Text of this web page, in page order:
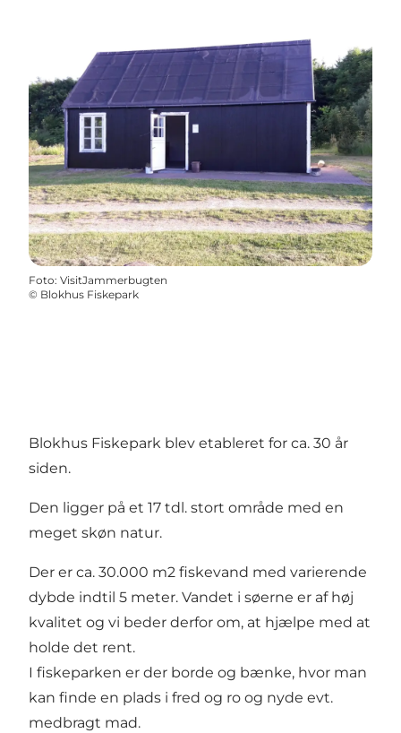
Foto: VisitJammerbugten
© Blokhus Fiskepark
Blokhus Fiskepark blev etableret for ca. 30 år
siden.
Den ligger på et 17 tdl. stort område med en
meget skøn natur.
Der er ca. 30.000 m2 fiskevand med varierende
dybde indtil 5 meter. Vandet i søerne er af høj
kvalitet og vi beder derfor om, at hjælpe med at
holde det rent.
I fiskeparken er der borde og bænke, hvor man
kan finde en plads i fred og ro og nyde evt.
medbragt mad.